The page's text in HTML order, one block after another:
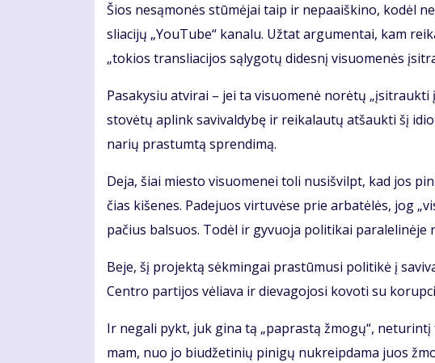
Šios ne­są­mo­nės stū­mė­jai taip ir ne­pa­aiš­ki­no, ko­dėl
slia­ci­jų „You­Tu­be“ ka­na­lu. Už­tat ar­gu­men­tai, kam
„to­kios tran­slia­ci­jos są­ly­go­tų di­des­nį vi­suo­me­nės
Pa­sa­ky­siu at­vi­rai – jei ta vi­suo­me­nė no­rė­tų
sto­vė­tų ap­link sa­vi­val­dy­bę ir rei­ka­lau­tų at­šauk­ti šį
na­rių pra­stum­tą spren­di­mą.
De­ja, šiai mies­to vi­suo­me­nei to­li nu­si­švilpt, kad jos
čias ki­še­nes. Pa­de­juos vir­tu­vė­se prie ar­ba­tė­lės, jog
pa­čius bal­suos. To­dėl ir gy­vuo­ja po­li­ti­kai pa­ra­le­li­nė­je
Be­je, šį pro­jek­tą sėk­min­gai pra­stū­mu­si po­li­ti­kė į
Cen­tro par­ti­jos vė­lia­va ir die­va­go­jo­si ko­vo­ti su
Ir ne­ga­li pykt, juk gi­na tą „pa­pras­tą žmo­gų“,
mam, nuo jo biu­dže­ti­nių pi­ni­gų nu­kreip­da­ma juos